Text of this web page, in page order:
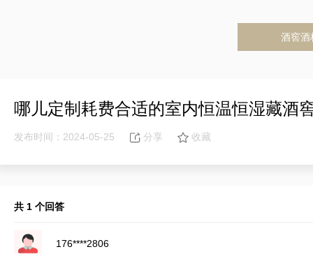
酒窖酒
哪儿定制耗费合适的室内恒温恒湿藏酒
发布时间：2024-05-25 分享 收藏
共 1 个回答
176****2806